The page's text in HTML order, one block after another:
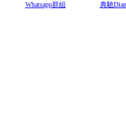
Whatsapp群組 典馳